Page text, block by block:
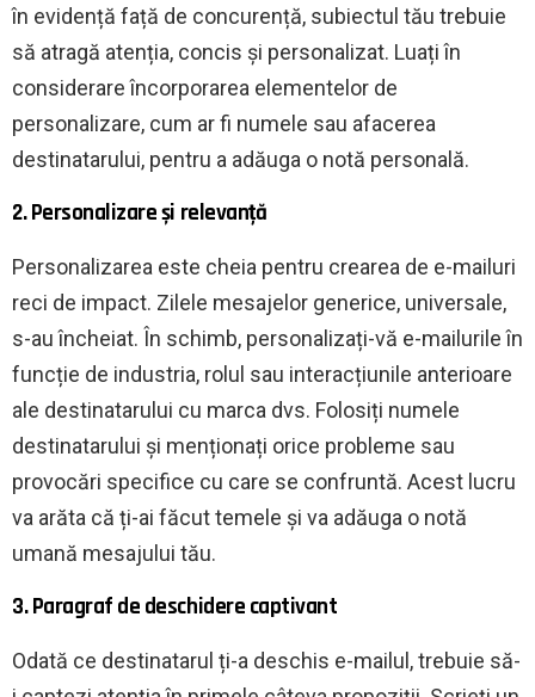
în evidență față de concurență, subiectul tău trebuie
să atragă atenția, concis și personalizat. Luați în
considerare încorporarea elementelor de
personalizare, cum ar fi numele sau afacerea
destinatarului, pentru a adăuga o notă personală.
2. Personalizare și relevanță
Personalizarea este cheia pentru crearea de e-mailuri
reci de impact. Zilele mesajelor generice, universale,
s-au încheiat. În schimb, personalizați-vă e-mailurile în
funcție de industria, rolul sau interacțiunile anterioare
ale destinatarului cu marca dvs. Folosiți numele
destinatarului și menționați orice probleme sau
provocări specifice cu care se confruntă. Acest lucru
va arăta că ți-ai făcut temele și va adăuga o notă
umană mesajului tău.
3. Paragraf de deschidere captivant
Odată ce destinatarul ți-a deschis e-mailul, trebuie să-